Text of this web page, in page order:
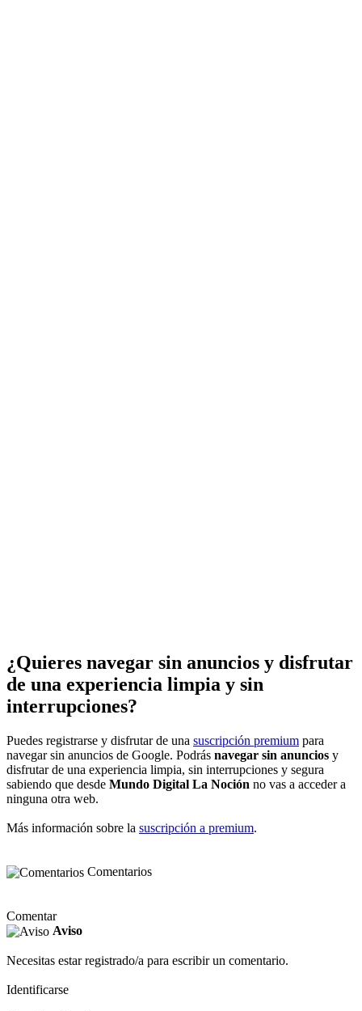
¿Quieres navegar sin anuncios y disfrutar
de una experiencia limpia y sin
interrupciones?
Puedes registrarse y disfrutar de una suscripción premium para
navegar sin anuncios de Google. Podrás navegar sin anuncios y
disfrutar de una experiencia limpia, sin interrupciones y segura
sabiendo que desde Mundo Digital La Noción no vas a acceder a
ninguna otra web.
Más información sobre la suscripción a premium.
Comentarios
Comentar
Aviso
Necesitas estar registrado/a para escribir un comentario.
Identificarse